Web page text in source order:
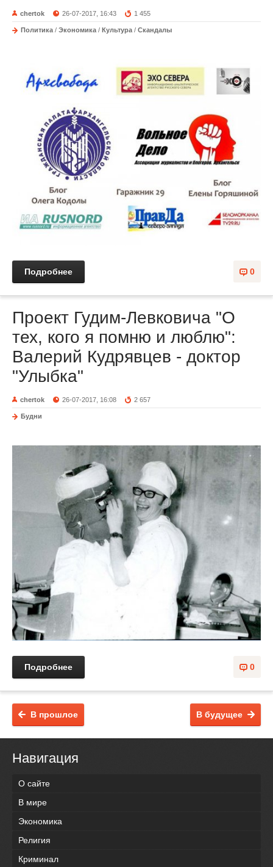
chertok 26-07-2017, 16:43 1 455
Политика / Экономика / Культура / Скандалы
0
Подробнее
Проект Гудим-Левковича "О
тех, кого я помню и люблю":
Валерий Кудрявцев - доктор
"Улыбка"
chertok 26-07-2017, 16:08 2 657
Будни
0
Подробнее
В будущее
В прошлое
Навигация
О сайте
В мире
Экономика
Религия
Криминал